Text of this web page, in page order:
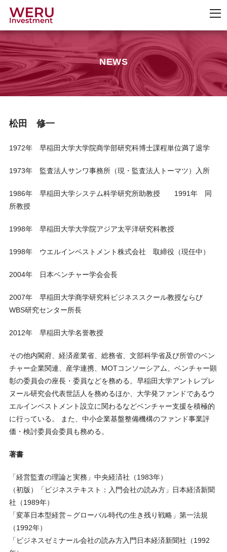
NEWS
松田 修一
1972年 早稲田大学大学院商学部研究科博士課程単位満了退学
1973年 監査法人サンワ事務所（現・監査法人トーマツ）入所
1986年 早稲田大学システム科学研究所助教授 1991年 同
所教授
1998年 早稲田大学大学院アジア太平洋研究科教授
1998年 ウエルインベストメント株式会社 取締役（現任中）
2004年 日本ベンチャー学会会長
2007年 早稲田大学商学研究科ビジネススクール教授ならび
WBS研究センター所長
2012年 早稲田大学名誉教授
その他内閣府、経済産業省、総務省、文部科学省及び所管のベン
チャー企業関連、産学連携、MOTコンソーシアム、ベンチャー顕
彰の委員会の座長・委員などを務める。早稲田大学アントレプレ
ヌール研究会代表世話人を務めるほか、大学発ファンドであるウ
エルインベストメント設立に関わるなどベンチャー支援を積極的
に行っている。 また、中小企業基盤整備機構のファンド事業評
価・検討委員会委員も務める。
著書
「経営監査の理論と実務」中央経済社（1983年）
（初版）「ビジネステキスト：入門会社の読み方」日本経済新聞
社（1989年）
「変革日本型経営～グローバル時代の生き残り戦略」第一法規
（1992年）
「ビジネスゼミナール会社の読み方入門日本経済新聞社（1992